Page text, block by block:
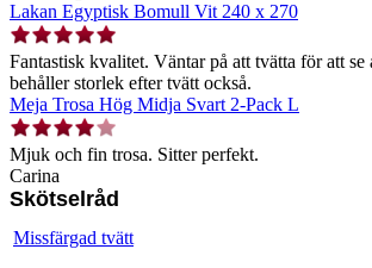
Lakan Egyptisk Bomull Vit 240 x 270
Fantastisk kvalitet. Väntar på att tvätta för att se
behåller storlek efter tvätt också.
Meja Trosa Hög Midja Svart 2-Pack L
Mjuk och fin trosa. Sitter perfekt.
Carina
Skötselråd
Missfärgad tvätt